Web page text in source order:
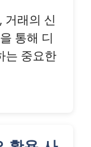
거래의 신
통해 디
는 중요한